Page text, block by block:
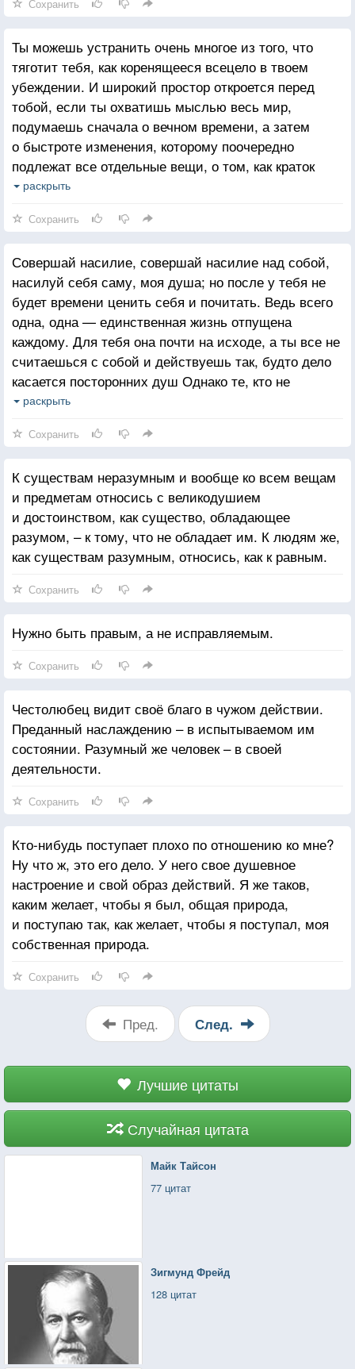
Сохранить
Ты можешь устранить очень многое из того, что
тяготит тебя, как коренящееся всецело в твоем
убеждении. И широкий простор откроется перед
тобой, если ты охватишь мыслью весь мир,
подумаешь сначала о вечном времени, а затем
о быстроте изменения, которому поочередно
подлежат все отдельные вещи, о том, как краток
промежуток между их возникновением
возникновения и беспредельности после их
исчезновения.
раскрыть
Сохранить
Совершай насилие, совершай насилие над собой,
насилуй себя саму, моя душа; но после у тебя не
будет времени ценить себя и почитать. Ведь всего
одна, одна — единственная жизнь отпущена
каждому. Для тебя она почти на исходе, а ты все не
считаешься с собой и действуешь так, будто дело
касается посторонних душ Однако те, кто не
следует за движениями собственной души,
раскрыть
Сохранить
К существам неразумным и вообще ко всем вещам
и предметам относись с великодушием
и достоинством, как существо, обладающее
разумом, – к тому, что не обладает им. К людям же,
как существам разумным, относись, как к равным.
Сохранить
Нужно быть правым, а не исправляемым.
Сохранить
Честолюбец видит своё благо в чужом действии.
Преданный наслаждению – в испытываемом им
состоянии. Разумный же человек – в своей
деятельности.
Сохранить
Кто-нибудь поступает плохо по отношению ко мне?
Ну что ж, это его дело. У него свое душевное
настроение и свой образ действий. Я же таков,
каким желает, чтобы я был, общая природа,
и поступаю так, как желает, чтобы я поступал, моя
собственная природа.
Сохранить
Пред. След.
Лучшие цитаты
Случайная цитата
Майк Тайсон
77 цитат
Зигмунд Фрейд
128 цитат